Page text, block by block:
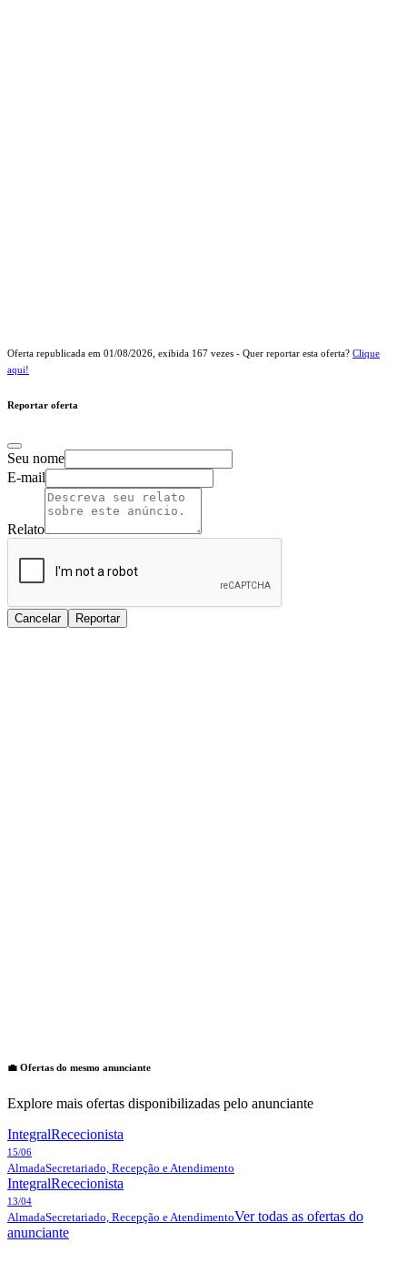
Oferta republicada em 01/08/2026 , exibida 167 vezes - Quer reportar esta oferta? Clique
aqui!
Reportar oferta
Seu nome
E-mail
Relato
Cancelar Reportar
💼 Ofertas do mesmo anunciante
Explore mais ofertas disponibilizadas pelo anunciante
IntegralRececionista
15/06
AlmadaSecretariado, Recepção e Atendimento
IntegralRececionista
13/04
AlmadaSecretariado, Recepção e AtendimentoVer todas as ofertas do
anunciante